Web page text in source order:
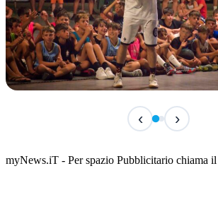
Classic Contest 3vs3 Memorial
📅 6 Agosto 2026 · 09:00 · 📍 Lungomare C. Colombo
‹ ›
myNews.iT - Per spazio Pubblicitario chiama